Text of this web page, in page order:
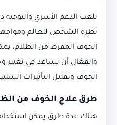
يلعب الدعم الأسري
نظرة الشخص للعالم
الخوف المفرط من الظلام،
والفعّال أن يساعد في تغيير
الخوف وتقليل التأثيرات
طرق علاج الخوف من
هناك عدة طرق يمكن